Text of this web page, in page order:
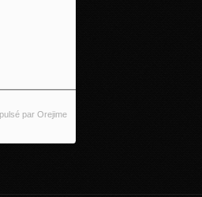
par Orejime